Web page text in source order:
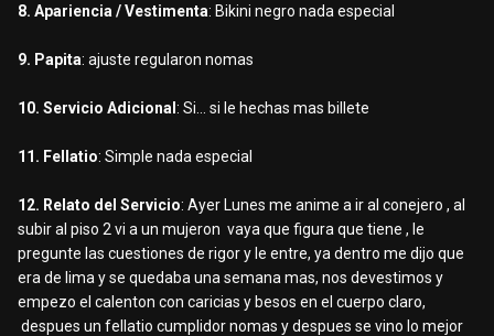
8. Apariencia / Vestimenta: Bikini negro nada especial
9. Papita: ajuste regularon nomas
10. Servicio Adicional : Si... si le hechas mas billete
11. Fellatio: Simple nada especial
12. Relato del Servicio: Ayer Lunes me anime a ir al conejero , al
subir al piso 2 vi a un mujeron vaya que figura que tiene , le
pregunte las cuestiones de rigor y le entre, ya dentro me dijo que
era de lima y se quedaba una semana mas, nos devestimos y
empezo el calenton con caricias y besos en el cuerpo claro,
despues un fellatio cumplidor nomas y despues se vino lo mejor